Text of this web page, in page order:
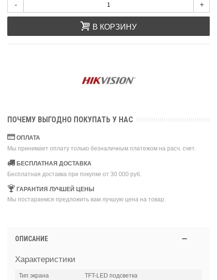
- +
В КОРЗИНУ
ПОЧЕМУ ВЫГОДНО ПОКУПАТЬ У НАС
ОПЛАТА
Мы принимает оплату только безналичным платежом на расч. счет.
БЕСПЛАТНАЯ ДОСТАВКА
Бесплатная доставка при покупке от 30 000 руб.
ГАРАНТИЯ ЛУЧШЕЙ ЦЕНЫ
Мы постараемся предложить вам лучшую цена на товар.
ОПИСАНИЕ
Характеристики
Тип экрана
TFT-LED подсветка